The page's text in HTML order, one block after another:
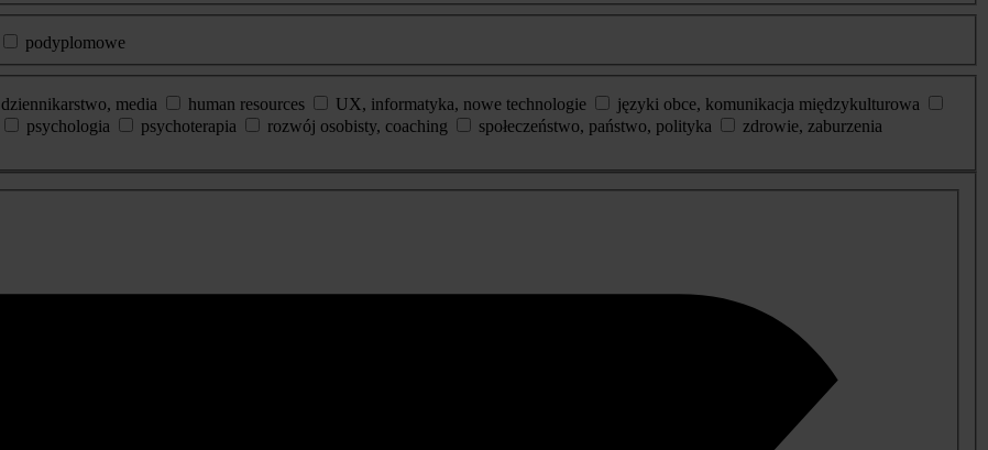
podyplomowe
dziennikarstwo, media human resources UX, informatyka, nowe technologie
języki obce, komunikacja międzykulturowa
psychologia psychoterapia rozwój osobisty, coaching społeczeństwo, państwo, polityka
zdrowie, zaburzenia